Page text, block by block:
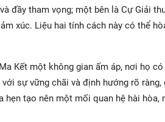
đầy tham vọng; một bên là Cự Giải
xúc. Liệu hai tính cách này có thể
Kết một không gian ấm áp, nơi họ
sự vững chãi và định hướng rõ ràng,
tạo nên một mối quan hệ hài hòa,